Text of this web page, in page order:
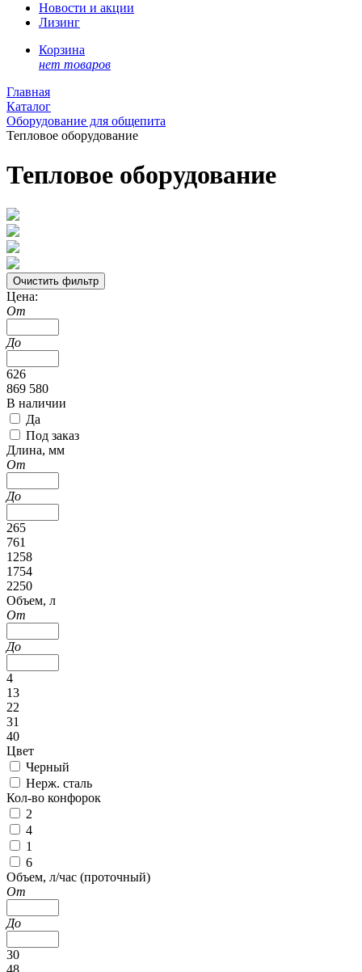
Новости и акции
Лизинг
Корзина
нет товаров
Главная
Каталог
Оборудование для общепита
Тепловое оборудование
Тепловое оборудование
Цена:
От
До
626
869 580
В наличии
Да
Под заказ
Длина, мм
От
До
265
761
1258
1754
2250
Объем, л
От
До
4
13
22
31
40
Цвет
Черный
Нерж. сталь
Кол-во конфорок
2
4
1
6
Объем, л/час (проточный)
От
До
30
48